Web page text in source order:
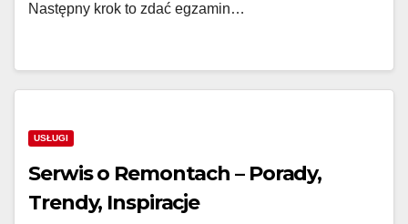
Następny krok to zdać egzamin…
USŁUGI
Serwis o Remontach – Porady,
Trendy, Inspiracje